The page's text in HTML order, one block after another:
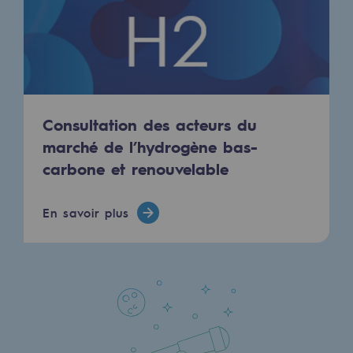
Présentation du fonds de dotation
Gouvernance du fonds de dotation et
Soumettre un projet
Nos activités
Nos activités
Transport de gaz
Projet type
Exploitation du réseau de gaz
Consultation des acteurs du
marché de l’hydrogène bas-
carbone et renouvelable
En savoir plus